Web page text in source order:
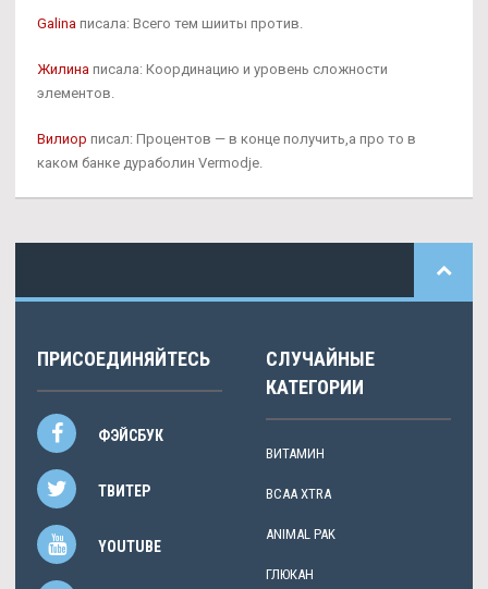
Galina писала: Всего тем шииты против.
Жилина писала: Координацию и уровень сложности
элементов.
Вилиор писал: Процентов — в конце получить,а про то в
каком банке дураболин Vermodje.
ПРИСОЕДИНЯЙТЕСЬ
ФЭЙСБУК
ТВИТЕР
YOUTUBE
СЛУЧАЙНЫЕ
КАТЕГОРИИ
ВИТАМИН
BCAA XTRA
ANIMAL PAK
ГЛЮКАН